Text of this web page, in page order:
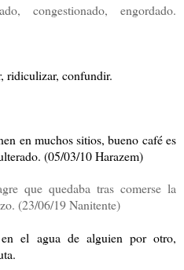
congestionado, engordado.
ridiculizar, confundir.
en muchos sitios, bueno café es
(05/03/10 Harazem)
que quedaba tras comerse la
(23/06/19 Nanitente)
en el agua de alguien por otro,